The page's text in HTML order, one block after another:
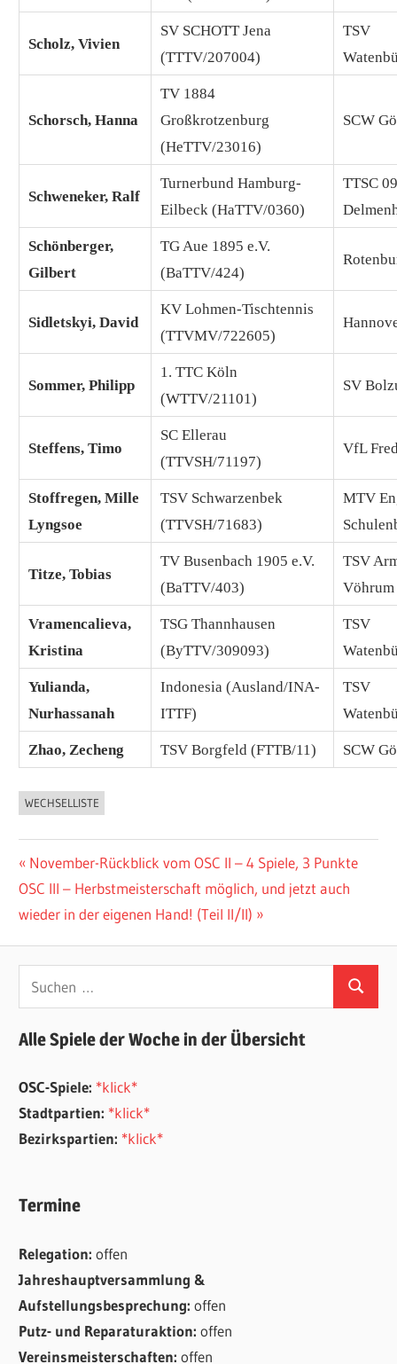
Scholz, Vivien
SV SCHOTT Jena
(TTTV/207004)
TSV
Schorsch, Hanna
TV 1884
Großkrotzenburg
(HeTTV/23016)
SCW
Schweneker, Ralf
Turnerbund Hamburg-
Eilbeck (HaTTV/0360)
TTSC
Schönberger,
Gilbert
TG Aue 1895 e.V.
(BaTTV/424)
Sidletskyi, David
KV Lohmen-Tischtennis
(TTVMV/722605)
Sommer, Philipp
1. TTC Köln
(WTTV/21101)
SV
Steffens, Timo
SC Ellerau
(TTVSH/71197)
VfL
Stoffregen, Mille
Lyngsoe
TSV Schwarzenbek
(TTVSH/71683)
MTV
Titze, Tobias
TV Busenbach 1905 e.V.
(BaTTV/403)
TSV
Vramencalieva,
Kristina
TSG Thannhausen
(ByTTV/309093)
TSV
Yulianda,
Nurhassanah
Indonesia (Ausland/INA-
ITTF)
TSV
Zhao, Zecheng TSV Borgfeld (FTTB/11) SCW
ALLGEMEIN
WECHSELLISTE
Beitragsnavigation
Vorheriger
Beitrag:
November-Rückblick vom OSC II – 4 Spiele, 3 Punkte
Nächster
Beitrag:
OSC III – Herbstmeisterschaft möglich, und jetzt auch
wieder in der eigenen Hand! (Teil II/II)
Suchen
Alle Spiele der Woche in der Übersicht
OSC-Spiele: *klick*
Stadtpartien: *klick*
Bezirkspartien: *klick*
Termine
Relegation:offen
Jahreshauptversammlung &
Aufstellungsbesprechung:offen
Putz- und Reparaturaktion:offen
Vereinsmeisterschaften:offen